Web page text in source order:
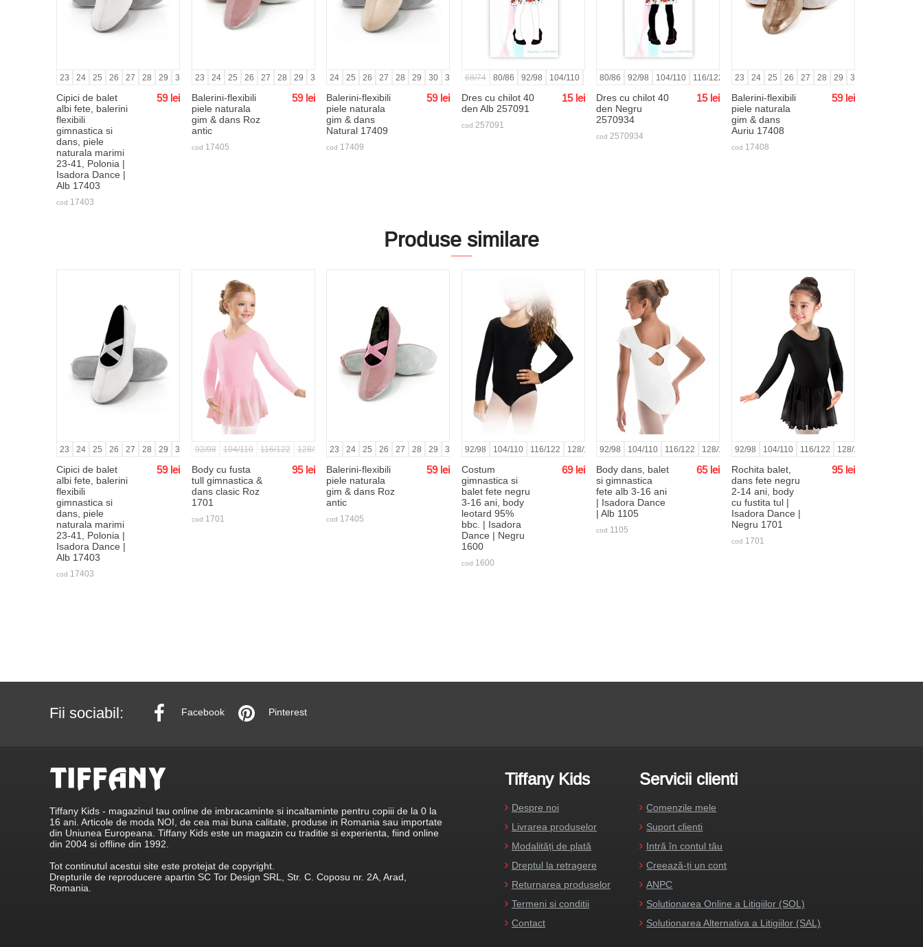
23 24 25 26 27 28 29 30 31 32 33 34 35 36 37 38 39 40 41
Cipici de balet
albi fete, balerini
flexibili
gimnastica si
dans, piele
naturala marimi
23-41, Polonia |
Isadora Dance |
Alb 17403
59 lei
cod 17403
23 24 25 26 27 28 29 30 31 32 33 34 35 36 37 38 39
Balerini-flexibili
piele naturala
gim & dans Roz
antic
59 lei
cod 17405
24 25 26 27 28 29 30 31 32 33 34 35 36 37 38 39 40 41 42
Balerini-flexibili
piele naturala
gim & dans
Natural 17409
59 lei
cod 17409
68/74 80/86 92/98 104/110 116/122 128/134 140/146 152/158
Dres cu chilot 40
den Alb 257091
15 lei
cod 257091
80/86 92/98 104/110 116/122 128/134 140/146 152/158
Dres cu chilot 40
den Negru
2570934
15 lei
cod 2570934
23 24 25 26 27 28 29 30
Balerini-flexibili
piele naturala
gim & dans
Auriu 17408
59 lei
cod 17408
Produse similare
23 24 25 26 27 28 29 30 31 32 33 34 35 36 37 38 39 40 41
Cipici de balet
albi fete, balerini
flexibili
gimnastica si
dans, piele
naturala marimi
23-41, Polonia |
Isadora Dance |
Alb 17403
59 lei
cod 17403
92/98 104/110 116/122 128/134 140/146 152/158 164/170
Body cu fusta
tull gimnastica &
dans clasic Roz
1701
95 lei
cod 1701
23 24 25 26 27 28 29 30 31 32 33 34 35 36 37 38 39
Balerini-flexibili
piele naturala
gim & dans Roz
antic
59 lei
cod 17405
92/98 104/110 116/122 128/134 140/146 152/158 164/170 170/176
Costum
gimnastica si
balet fete negru
3-16 ani, body
leotard 95%
bbc. | Isadora
Dance | Negru
1600
69 lei
cod 1600
92/98 104/110 116/122 128/134 140/146 152/158 164/170
Body dans, balet
si gimnastica
fete alb 3-16 ani
| Isadora Dance
| Alb 1105
65 lei
cod 1105
92/98 104/110 116/122 128/134
Rochita balet,
dans fete negru
2-14 ani, body
cu fustita tul |
Isadora Dance |
Negru 1701
95 lei
cod 1701
Fii sociabil: Facebook Pinterest
Tiffany Kids - magazinul tau online de imbracaminte si incaltaminte pentru copiii de la 0 la
16 ani. Articole de moda NOI, de cea mai buna calitate, produse in Romania sau importate
din Uniunea Europeana. Tiffany Kids este un magazin cu traditie si experienta, fiind online
din 2004 si offline din 1992.
Tot continutul acestui site este protejat de copyright.
Drepturile de reproducere apartin SC Tor Design SRL, Str. C. Coposu nr. 2A, Arad,
Romania.
Tiffany Kids
Despre noi
Livrarea produselor
Modalități de plată
Dreptul la retragere
Returnarea produselor
Termeni si conditii
Contact
Servicii clienti
Comenzile mele
Suport clienti
Intră în contul tău
Creează-ți un cont
ANPC
Solutionarea Online a Litigiilor (SOL)
Solutionarea Alternativa a Litigiilor (SAL)